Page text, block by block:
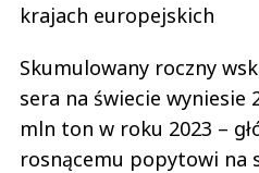
krajach europejskich
Skumulowany roczny
sera na świecie wyniesie
mln ton w roku 2023 –
rosnącemu popytowi na